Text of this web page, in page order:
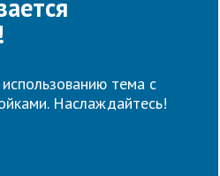
тема с
Наслаждайтесь!